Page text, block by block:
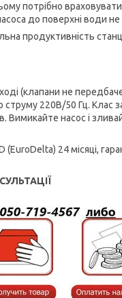
потрібно
до поверхні води
продуктивність
(клапани не
220В/50 Гц. Клас
Вимикайте насос і
(EuroDelta) 24 місяці,